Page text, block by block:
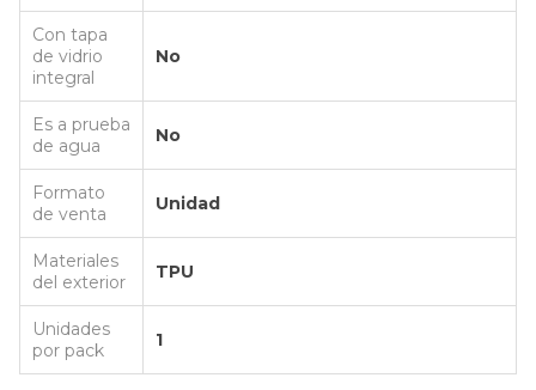
Con tapa
de vidrio
integral
No
Es a prueba
de agua
No
Formato
de venta
Unidad
Materiales
del exterior
TPU
Unidades
por pack
1